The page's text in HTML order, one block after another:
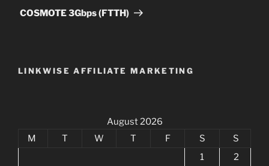
Post
COSMOTE 3Gbps (FTTH)
LINKWISE AFFILIATE MARKETING
August 2026
M
T W T F S
S
1
2